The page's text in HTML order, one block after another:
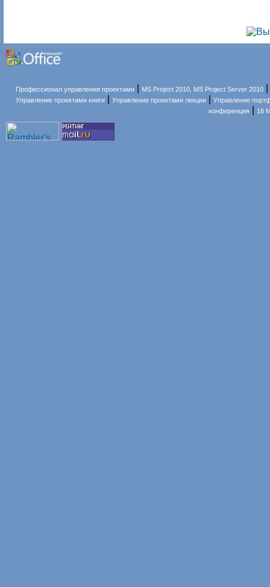
Профессионал управления проектами MS Project 2010, MS Project Server 2010
Управление проектами книги Управление проектами лекции
Управление
конференция
16